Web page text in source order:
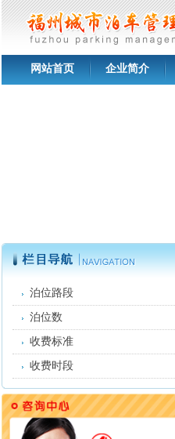
网站首页 企业简介
泊位路段
泊位数
收费标准
收费时段